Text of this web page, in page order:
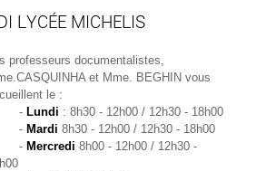
LYCÉE MICHELIS
professeurs documentalistes,
et Mme. BEGHIN vous
le :
Lundi : 8h30 - 12h00 / 12h30 - 18h00
Mardi 8h30 - 12h00 / 12h30 - 18h00
Mercredi 8h00 - 12h00 / 12h30 -